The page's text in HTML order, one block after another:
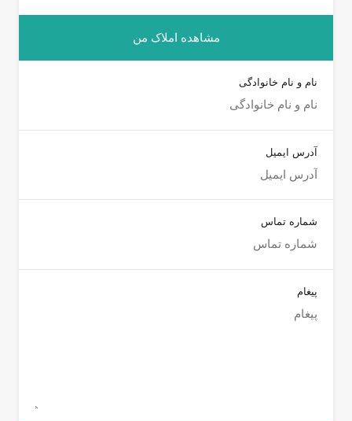
مشاهده املاک من
نام و نام خانوادگی
آدرس ایمیل
شماره تماس
پیغام